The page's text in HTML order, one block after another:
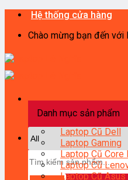
Skip
content
Hệ thống cửa hàng
Chào mừng bạn đến
Tìm
kiếm:
Danh mục sản phẩm
Laptop Cũ Dell
Laptop Gaming
Laptop Cũ Core
Laptop Cũ
Laptop Cũ Asus